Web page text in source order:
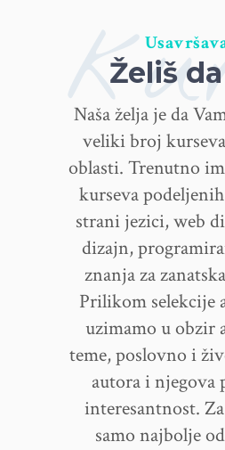
Želiš
Naša želja je da
veliki broj
oblasti. Trenutno
kurseva
strani jezici, web
dizajn,
znanja za
Prilikom selekcije
uzimamo u obzir
teme, poslovno i
autora i njegova
interesantnost.
samo najbolje